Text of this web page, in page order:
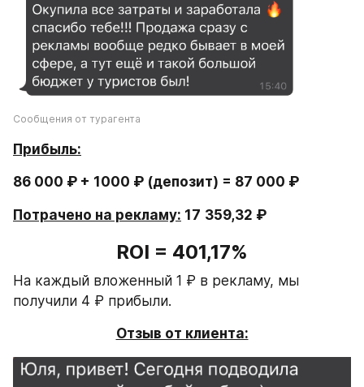
Сообщения от турагента
Прибыль:
86 000 ₽ + 1000 ₽ (депозит) = 87 000 ₽
Потрачено на рекламу: 17 359,32 ₽
ROI = 401,17%
На каждый вложенный 1 ₽ в рекламу, мы
получили 4 ₽ прибыли.
Отзыв от клиента: